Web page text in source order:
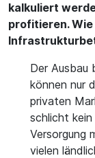
kalkuliert
profitieren. Wie
Der Ausbau
können nur
privaten
schlicht
Versorgung
vielen